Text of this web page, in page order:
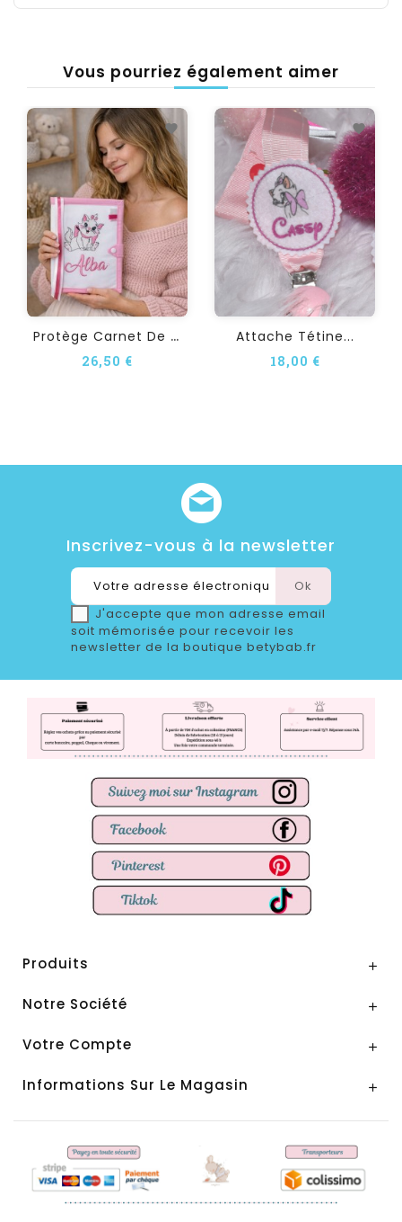
Vous pourriez également aimer
P
Rotège Carnet De Santé...
26,50 €
Attache Tétine...
18,00 €
Inscrivez-vous à la newsletter
J'accepte que mon adresse email
soit mémorisée pour recevoir les
newsletter de la boutique betybab.fr
Produits 
Notre Société 
Votre Compte 
Informations Sur Le Magasin 